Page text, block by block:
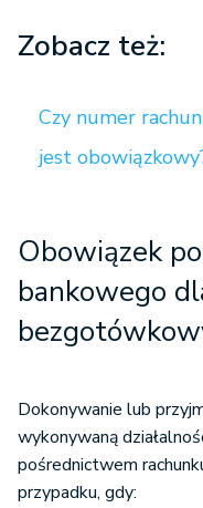
Zobacz też:
Czy numer
jest
Obowiązek
bankowego
Dokonywanie lub
wykonywaną
pośrednictwem
przypadku, gdy: